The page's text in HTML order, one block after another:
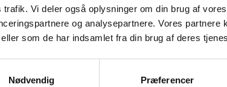
trafik. Vi deler også oplysninger om din brug af
og analysepartnere. Vores
som de har indsamlet fra din brug af deres
Nødvendig
Præferencer
sin AOC status tilbage i 1967 (Rosé) og 1971 (Rødvin). Vinene
Rosé.
og byen er bestemt et besøg værd, hvis man er i området. 96%